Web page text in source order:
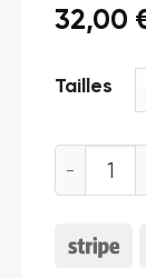
32,00
Tailles
quantité